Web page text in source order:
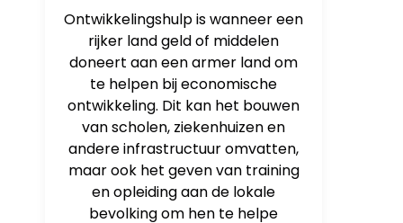
Ontwikkelingshulp is wanneer een
rijker land geld of middelen
doneert aan een armer land om
te helpen bij economische
ontwikkeling. Dit kan het bouwen
van scholen, ziekenhuizen en
andere infrastructuur omvatten,
maar ook het geven van training
en opleiding aan de lokale
bevolking om hen te helpe